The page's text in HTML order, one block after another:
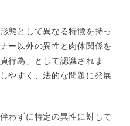
態として異なる特徴を持っ
ー以外の異性と肉体関係を
行為」として認識されま
やすく、法的な問題に発展
わずに特定の異性に対して